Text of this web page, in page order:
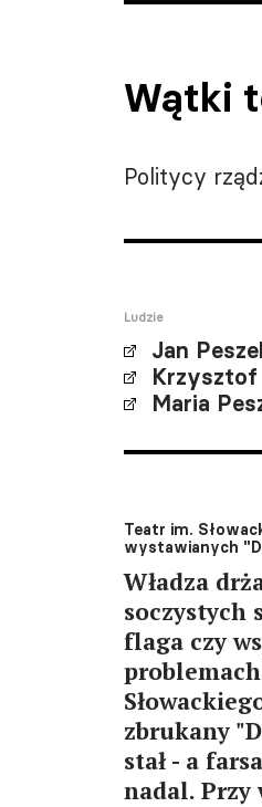
Wątki
Politycy
Ludzie
Jan
Krzysztof
Maria
Teatr im.
wystawianych
Władza
soczystych
flaga czy
zbrukany
stał - a
nadal.